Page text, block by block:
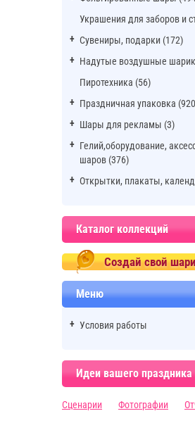
Украшения для заборов и
Сувениры, подарки (172)
Надутые воздушные
Пиротехника (56)
Праздничная упаковка
Шары для рекламы (3)
Гелий,оборудование,
шаров (376)
Открытки, плакаты,
Каталог коллекций
Создай свой
Меню
Условия работы
Идеи вашего праздника
Сценарии Фотографии